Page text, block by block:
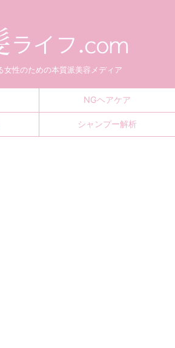
女性のための本質派美容メディア
NGヘアケア
シャンプー解析